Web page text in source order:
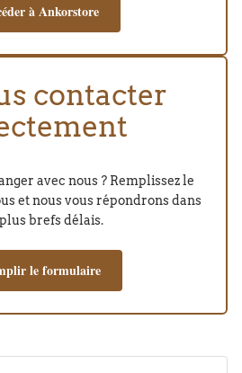
à Ankorstore
contacter
avec nous ? Remplissez le
et nous vous répondrons dans
brefs délais.
le formulaire